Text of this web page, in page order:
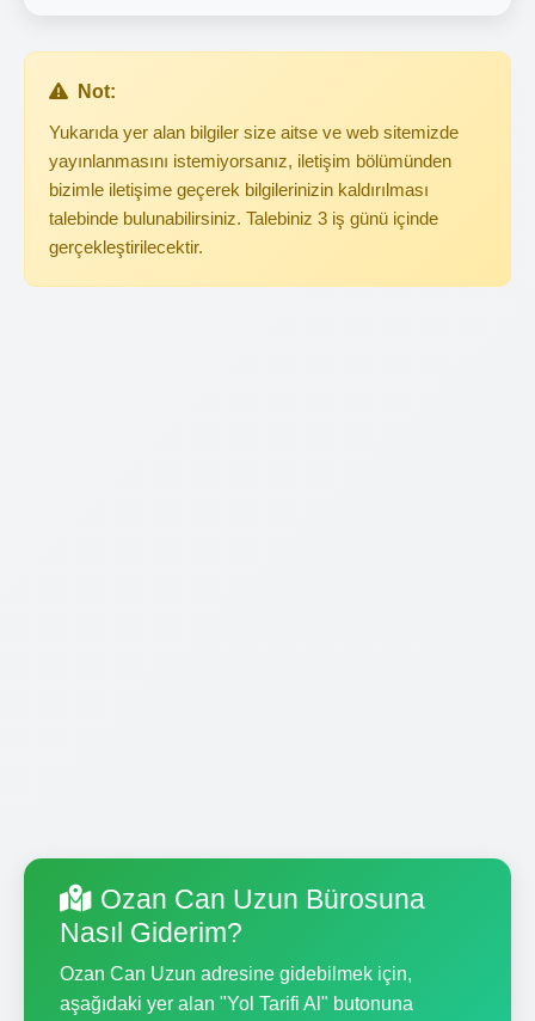
Not:
Yukarıda yer alan bilgiler size aitse ve web sitemizde
yayınlanmasını istemiyorsanız, iletişim bölümünden
bizimle iletişime geçerek bilgilerinizin kaldırılması
talebinde bulunabilirsiniz. Talebiniz 3 iş günü içinde
gerçekleştirilecektir.
Ozan Can Uzun Bürosuna
Nasıl Giderim?
Ozan Can Uzun adresine gidebilmek için,
aşağıdaki yer alan "Yol Tarifi Al" butonuna